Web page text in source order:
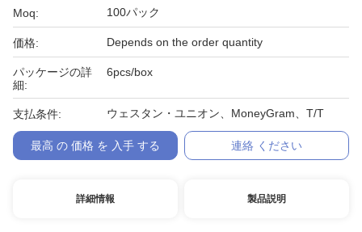
Moq: 100パック
価格: Depends on the order quantity
パッケージの詳
細:
6pcs/box
支払条件: ウェスタン・ユニオン、MoneyGram、T/T
最高 の 価格 を 入手 する 連絡 ください
詳細情報 製品説明